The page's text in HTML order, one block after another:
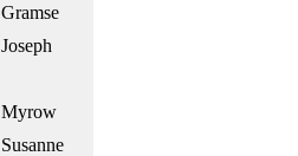
Gramse
Joseph
Myrow
Susanne